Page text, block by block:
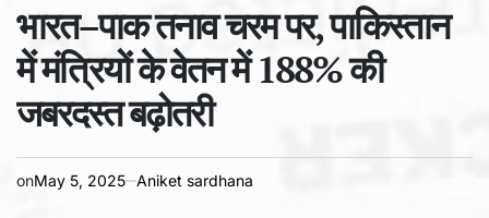
time
भारत–पाक तनाव चरम पर, पाकिस्तान
में मंत्रियों के वेतन में 188% की
जबरदस्त बढ़ोतरी
onMay 5, 2025 Aniket sardhana